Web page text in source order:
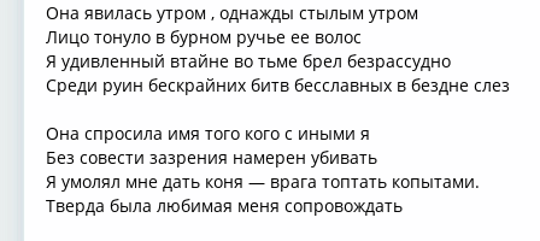
Она явилась утром , однажды стылым утром
Лицо тонуло в бурном ручье ее волос
Я удивленный втайне во тьме брел безрассудно
Среди руин бескрайних битв бесславных в бездне слез
Она спросила имя того кого с иными я
Без совести зазрения намерен убивать
Я умолял мне дать коня — врага топтать копытами.
Тверда была любимая меня сопровождать